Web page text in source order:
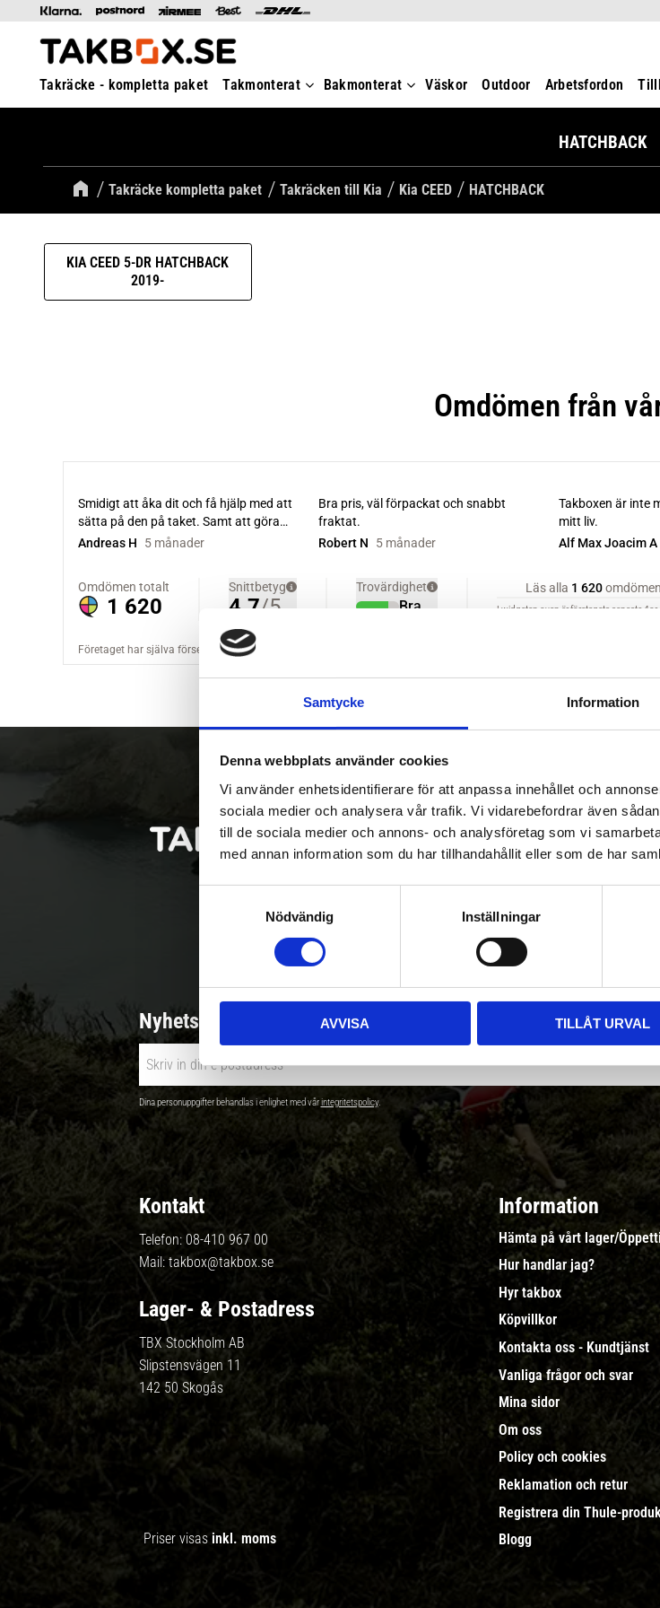
Samtycke Information
Denna webbplats använder cookies
Vi använder enhetsidentifierare för att anpassa innehållet och
sociala medier och analysera vår trafik. Vi vidarebefordrar även
till de sociala medier och annons- och analysföretag som vi
med annan information som du har tillhandahållit eller som de har
e
s
v
a
Nödvändig Inställningar
AVVISA TILLÅT URVAL
Takräcke - kompletta paket Takmonterat Bakmonterat Väskor Outdoor Arbetsfordon
HATCHBACK
Takräcke kompletta paket Takräcken till Kia Kia CEED HATCHBACK
KIA CEED 5-DR HATCHBACK
2019-
Betala säkert || Snabba leveranser ||
Nyhetsbrev - Ta del av nyheter & erbjudanden
Dina personuppgifter behandlas i enlighet med vårintegritetspolicy.
Kontakt
Telefon: 08-410 967 00
Mail: takbox@takbox.se
Lager- & Postadress
TBX Stockholm AB
Slipstensvägen 11
142 50 Skogås
Information
Hämta på vårt lager/
Hur handlar jag?
Hyr takbox
Köpvillkor
Kontakta oss - Kundtjänst
Vanliga frågor och svar
Mina sidor
Om oss
Policy och cookies
Reklamation och retur
Registrera din Thule-
Blogg
Priser visas inkl. moms